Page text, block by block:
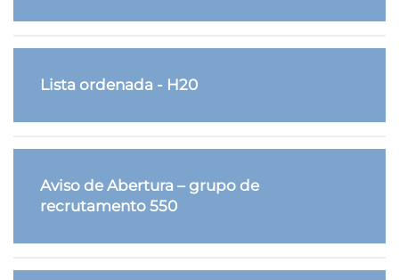
Lista ordenada - H20
Aviso de Abertura – grupo de
recrutamento 550